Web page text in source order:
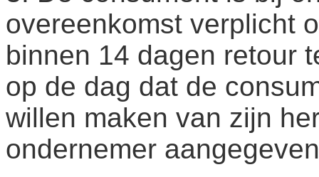
overeenkomst verplicht
binnen 14 dagen retour
op de dag dat de
willen maken van zijn
ondernemer